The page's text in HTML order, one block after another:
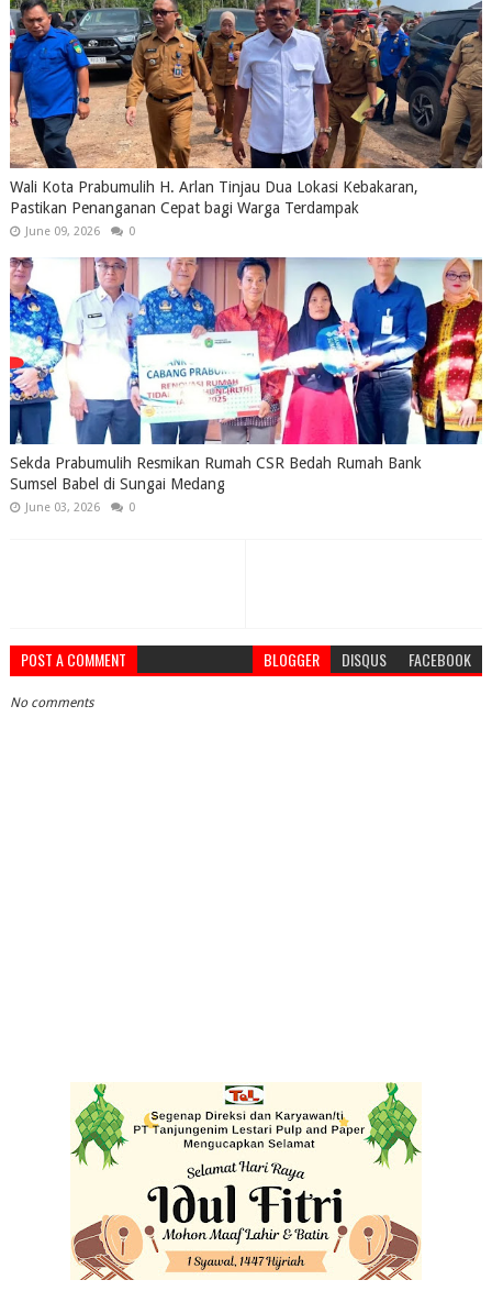
Wali Kota Prabumulih H. Arlan Tinjau Dua Lokasi Kebakaran,
Pastikan Penanganan Cepat bagi Warga Terdampak
June 09, 2026 0
Sekda Prabumulih Resmikan Rumah CSR Bedah Rumah Bank
Sumsel Babel di Sungai Medang
June 03, 2026 0
POST A COMMENT BLOGGER DISQUS FACEBOOK
No comments